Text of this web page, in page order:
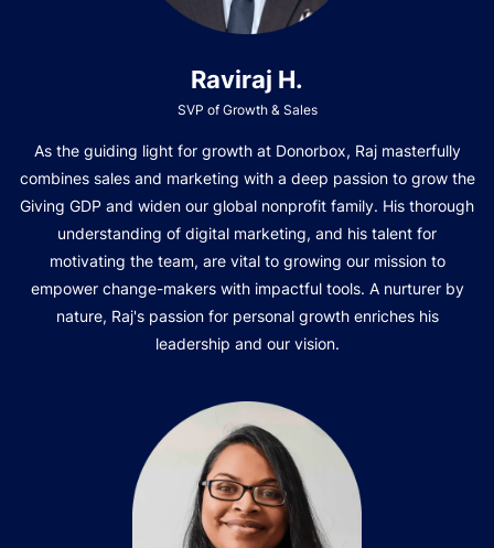
Raviraj H.
SVP of Growth & Sales
As the guiding light for growth at Donorbox, Raj masterfully
combines sales and marketing with a deep passion to grow the
Giving GDP and widen our global nonprofit family. His thorough
understanding of digital marketing, and his talent for
motivating the team, are vital to growing our mission to
empower change-makers with impactful tools. A nurturer by
nature, Raj's passion for personal growth enriches his
leadership and our vision.